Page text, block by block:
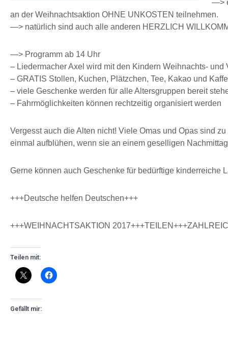
—>
an der Weihnachtsaktion OHNE UNKOSTEN teilnehmen.
—> natürlich sind auch alle anderen HERZLICH
—> Programm ab 14 Uhr
– Liedermacher Axel wird mit den Kindern Weihnachts- und
– GRATIS Stollen, Kuchen, Plätzchen, Tee, Kakao und
– viele Geschenke werden für alle Altersgruppen bereit
– Fahrmöglichkeiten können rechtzeitig organisiert werden
Vergesst auch die Alten nicht! Viele Omas und Opas sind
einmal aufblühen, wenn sie an einem geselligen
Gerne können auch Geschenke für bedürftige kinderreiche
+++Deutsche helfen Deutschen+++
+++WEIHNACHTSAKTION
Teilen mit:
Gefällt mir: